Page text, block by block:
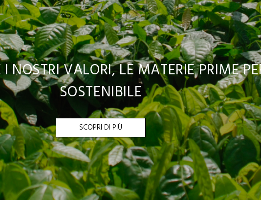
NOSTRI VALORI, LE MATERIE PRIME
SOSTENIBILE
SCOPRI DI PIÙ